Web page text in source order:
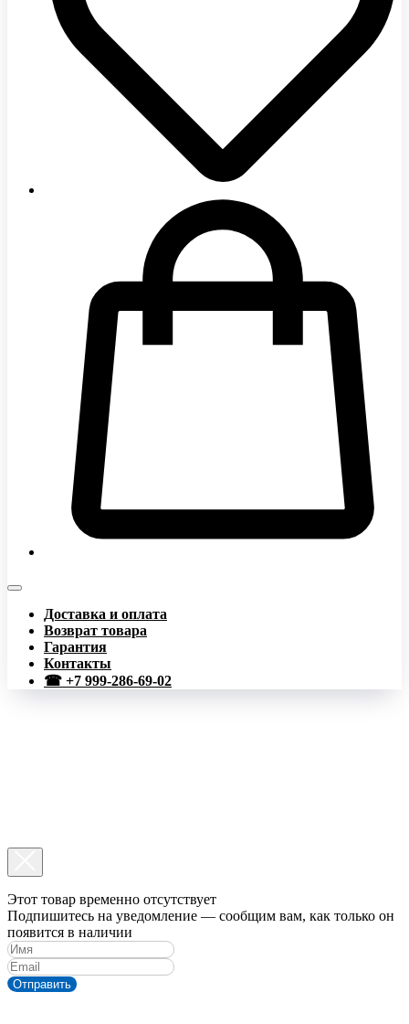
Доставка и оплата
Возврат товара
Гарантия
Контакты
☎ +7 999-286-69-02
Этот товар временно отсутствует
Подпишитесь на уведомление — сообщим вам, как только он
появится в наличии
Отправить